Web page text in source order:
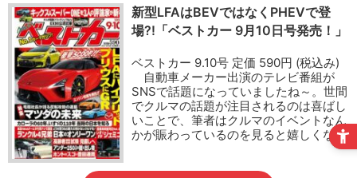
新型LFAはBEVではなくPHEVで登
場?!「ベストカー 9月10日号発売！」
ベストカー 9.10号 定価 590円 (税込み)
自動車メーカー出演のテレビ番組が
SNSで話題になっていましたね～。世間
でクルマの話題が注目されるのは喜ばし
いことで、筆者はクルマのイベントなん
かが賑わっているのを見ると嬉しくな…